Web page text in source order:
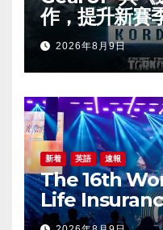
作，提升新賽
2026年8月9日
新着 英語 速報
The 16th
Life
2026